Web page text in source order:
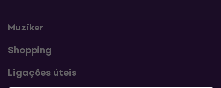
Muziker
Shopping
Ligações úteis